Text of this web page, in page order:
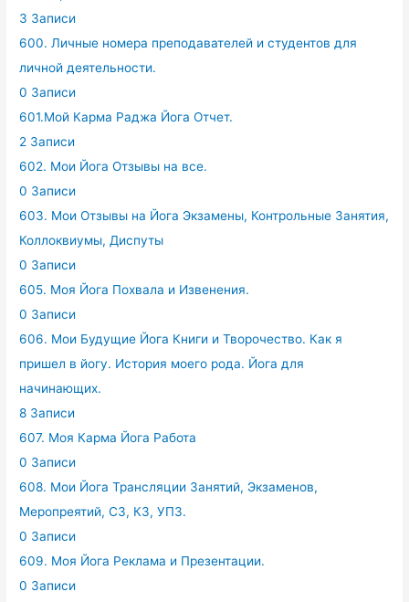
3 Записи
600. Личные номера преподавателей и студентов для
личной деятельности.
0 Записи
601.Мой Карма Раджа Йога Отчет.
2 Записи
602. Мои Йога Отзывы на все.
0 Записи
603. Мои Отзывы на Йога Экзамены, Контрольные Занятия,
Коллоквиумы, Диспуты
0 Записи
605. Моя Йога Похвала и Извенения.
0 Записи
606. Мои Будущие Йога Книги и Творочество. Как я
пришел в йогу. История моего рода. Йога для
начинающих.
8 Записи
607. Моя Карма Йога Работа
0 Записи
608. Мои Йога Трансляции Занятий, Экзаменов,
Меропреятий, СЗ, КЗ, УПЗ.
0 Записи
609. Моя Йога Реклама и Презентации.
0 Записи